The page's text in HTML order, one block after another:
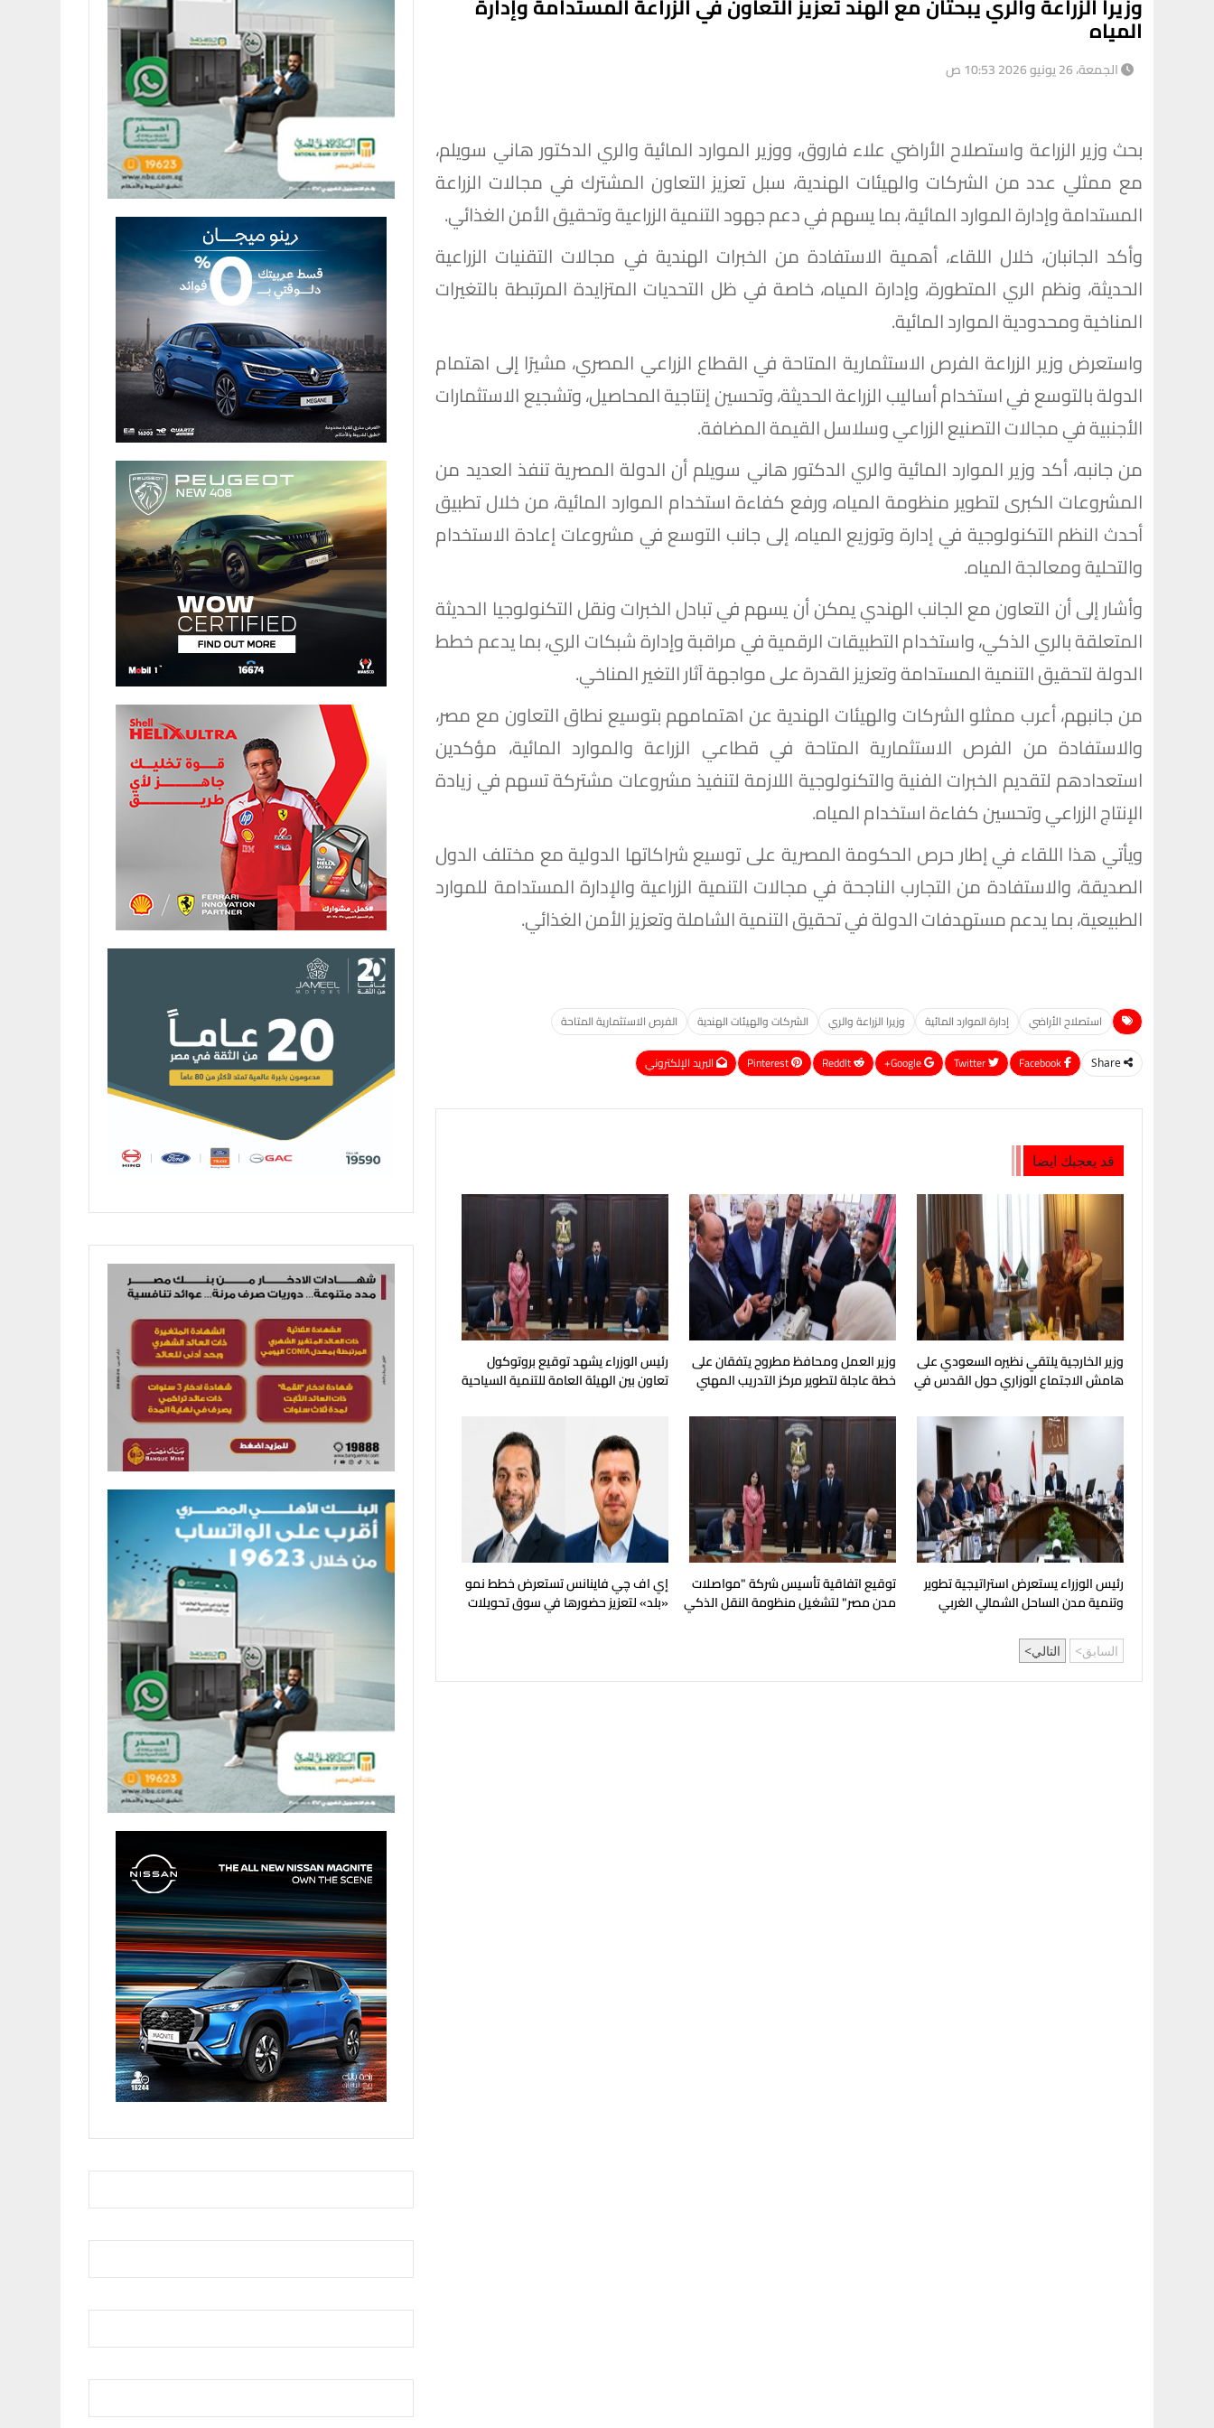
المياه
الجمعة، 26 يونيو 2026 10:53 ص
بحث وزير الزراعة واستصلاح الأراضي علاء فاروق، ووزير الموارد المائية والري الدكتور هاني سويلم،
مع ممثلي عدد من الشركات والهيئات الهندية، سبل تعزيز التعاون المشترك في مجالات الزراعة
المستدامة وإدارة الموارد المائية، بما يسهم في دعم جهود التنمية الزراعية وتحقيق الأمن الغذائي.
وأكد الجانبان، خلال اللقاء، أهمية الاستفادة من الخبرات الهندية في مجالات التقنيات الزراعية
الحديثة، ونظم الري المتطورة، وإدارة المياه، خاصة في ظل التحديات المتزايدة المرتبطة بالتغيرات
المناخية ومحدودية الموارد المائية.
واستعرض وزير الزراعة الفرص الاستثمارية المتاحة في القطاع الزراعي المصري، مشيرًا إلى اهتمام
الدولة بالتوسع في استخدام أساليب الزراعة الحديثة، وتحسين إنتاجية المحاصيل، وتشجيع الاستثمارات
الأجنبية في مجالات التصنيع الزراعي وسلاسل القيمة المضافة.
من جانبه، أكد وزير الموارد المائية والري الدكتور هاني سويلم أن الدولة المصرية تنفذ العديد من
المشروعات الكبرى لتطوير منظومة المياه، ورفع كفاءة استخدام الموارد المائية، من خلال تطبيق
أحدث النظم التكنولوجية في إدارة وتوزيع المياه، إلى جانب التوسع في مشروعات إعادة الاستخدام
والتحلية ومعالجة المياه.
وأشار إلى أن التعاون مع الجانب الهندي يمكن أن يسهم في تبادل الخبرات ونقل التكنولوجيا الحديثة
المتعلقة بالري الذكي، واستخدام التطبيقات الرقمية في مراقبة وإدارة شبكات الري، بما يدعم خطط
الدولة لتحقيق التنمية المستدامة وتعزيز القدرة على مواجهة آثار التغير المناخي.
من جانبهم، أعرب ممثلو الشركات والهيئات الهندية عن اهتمامهم بتوسيع نطاق التعاون مع مصر،
والاستفادة من الفرص الاستثمارية المتاحة في قطاعي الزراعة والموارد المائية، مؤكدين
استعدادهم لتقديم الخبرات الفنية والتكنولوجية اللازمة لتنفيذ مشروعات مشتركة تسهم في زيادة
الإنتاج الزراعي وتحسين كفاءة استخدام المياه.
ويأتي هذا اللقاء في إطار حرص الحكومة المصرية على توسيع شراكاتها الدولية مع مختلف الدول
الصديقة، والاستفادة من التجارب الناجحة في مجالات التنمية الزراعية والإدارة المستدامة للموارد
الطبيعية، بما يدعم مستهدفات الدولة في تحقيق التنمية الشاملة وتعزيز الأمن الغذائي.
استصلاح الأراضي إدارة الموارد المائية وزيرا الزراعة والري الشركات والهيئات الهندية الفرص الاستثمارية المتاحة
Share
Google+
ReddIt
Pinterest البريد الإلكتروني
قد يعجبك ايضا
وزير الخارجية يلتقي نظيره السعودي على
هامش الاجتماع الوزاري حول القدس في
وزير العمل ومحافظ مطروح يتفقان على
خطة عاجلة لتطوير مركز التدريب المهني
رئيس الوزراء يشهد توقيع بروتوكول
تعاون بين الهيئة العامة للتنمية السياحية
رئيس الوزراء يستعرض استراتيجية تطوير
وتنمية مدن الساحل الشمالي الغربي
توقيع اتفاقية تأسيس شركة "مواصلات
مدن مصر" لتشغيل منظومة النقل الذكي
إي اف چي فاينانس تستعرض خطط نمو
«بلد» لتعزيز حضورها في سوق تحويلات
السابق التالي